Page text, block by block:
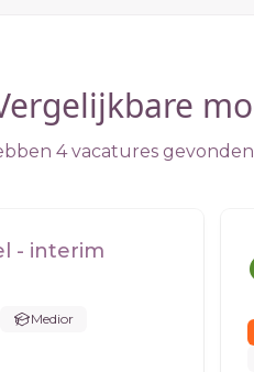
4 vacatures
- interim
Medior